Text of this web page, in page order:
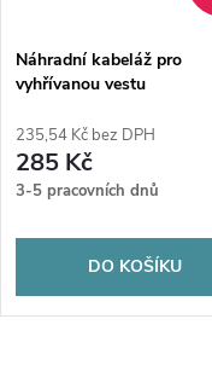
Náhradní kabeláž pro
vyhřívanou vestu
235,54 Kč bez DPH
285 Kč
3-5 pracovních dnů
DO KOŠÍKU